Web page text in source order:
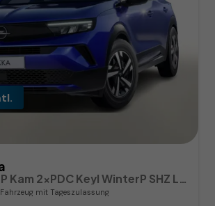
Fahrzeug mit Tageszulassung